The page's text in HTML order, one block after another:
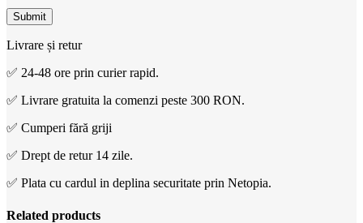
Livrare și retur
✅ 24-48 ore prin curier rapid.
✅ Livrare gratuita la comenzi peste 300 RON.
✅ Cumperi fără griji
✅ Drept de retur 14 zile.
✅ Plata cu cardul in deplina securitate prin Netopia.
Related products